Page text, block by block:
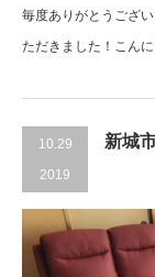
毎度ありがとうござ
ただきました！こん
10.29
2019
新城